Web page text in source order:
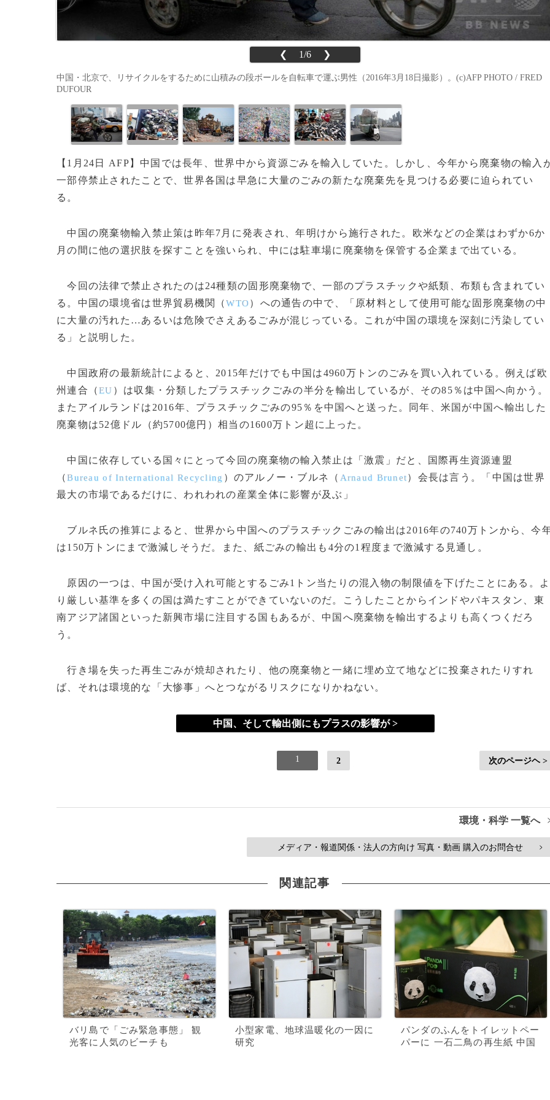
❮ 1/6 ❯
中国・北京で、リサイクルをするために山積みの段ボールを自転車で運ぶ男性（2016年3月18日撮影）。(c)AFP PHOTO / FRED
DUFOUR
【1月24日 AFP】中国では長年、世界中から資源ごみを輸入していた。しかし、今年から廃棄物の輸入
一部停禁止されたことで、世界各国は早急に大量のごみの新たな廃棄先を見つける必要に迫られてい
る。
中国の廃棄物輸入禁止策は昨年7月に発表され、年明けから施行された。欧米などの企業はわずか6か
月の間に他の選択肢を探すことを強いられ、中には駐車場に廃棄物を保管する企業まで出ている。
今回の法律で禁止されたのは24種類の固形廃棄物で、一部のプラスチックや紙類、布類も含まれてい
る。中国の環境省は世界貿易機関（WTO）への通告の中で、「原材料として使用可能な固形廃棄物の中
に大量の汚れた…あるいは危険でさえあるごみが混じっている。これが中国の環境を深刻に汚染してい
る」と説明した。
中国政府の最新統計によると、2015年だけでも中国は4960万トンのごみを買い入れている。例えば欧
州連合（EU ）は収集・分類したプラスチックごみの半分を輸出しているが、その85％は中国へ向かう。
またアイルランドは2016年、プラスチックごみの95％を中国へと送った。同年、米国が中国へ輸出した
廃棄物は52億ドル（約5700億円）相当の1600万トン超に上った。
中国に依存している国々にとって今回の廃棄物の輸入禁止は「激震」だと、国際再生資源連盟
（Bureau of International Recycling ）のアルノー・ブルネ（ Arnaud Brunet）会長は言う。「中国は世界
最大の市場であるだけに、われわれの産業全体に影響が及ぶ」
ブルネ氏の推算によると、世界から中国へのプラスチックごみの輸出は2016年の740万トンから、今
は150万トンにまで激減しそうだ。また、紙ごみの輸出も4分の1程度まで激減する見通し。
原因の一つは、中国が受け入れ可能とするごみ1トン当たりの混入物の制限値を下げたことにある。よ
り厳しい基準を多くの国は満たすことができていないのだ。こうしたことからインドやパキスタン、東
南アジア諸国といった新興市場に注目する国もあるが、中国へ廃棄物を輸出するよりも高くつくだろ
う。
行き場を失った再生ごみが焼却されたり、他の廃棄物と一緒に埋め立て地などに投棄されたりすれ
ば、それは環境的な「大惨事」へとつながるリスクになりかねない。
中国、そして輸出側にもプラスの影響が >
1 2 次のページヘ >
環境・科学 一覧へ
メディア・報道関係・法人の方向け 写真・動画 購入のお問合せ >
関連記事
バリ島で「ごみ緊急事態」 観
光客に人気のビーチも
小型家電、地球温暖化の一因に
研究
パンダのふんをトイレットペー
パーに 一石二鳥の再生紙 中国